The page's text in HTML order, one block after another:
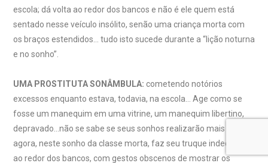
escola; dá volta ao redor dos bancos e não é ele quem está
sentado nesse veículo insólito, senão uma criança morta com
os braços estendidos… tudo isto sucede durante a “lição noturna
e no sonho”.
UMA PROSTITUTA SONÂMBULA: cometendo notórios
excessos enquanto estava, todavia, na escola… Age como se
fosse um manequim em uma vitrine, um manequim libertino,
depravado…não se sabe se seus sonhos realizarão mais tarde…
agora, neste sonho da classe morta, faz seu truque indecente
ao redor dos bancos, com gestos obscenos de mostrar os